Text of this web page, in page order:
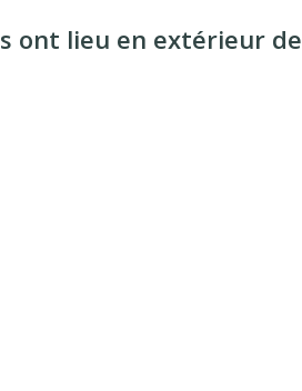
ont lieu en extérieur de